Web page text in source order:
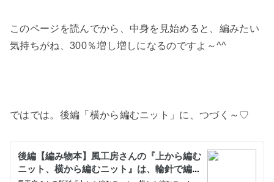
このページを読んでから、中身を見始めると、編みたい
気持ちがね、300％増し増しになるのですよ～^^
ではでは。後編「横から編むニット」に、つづく～♡